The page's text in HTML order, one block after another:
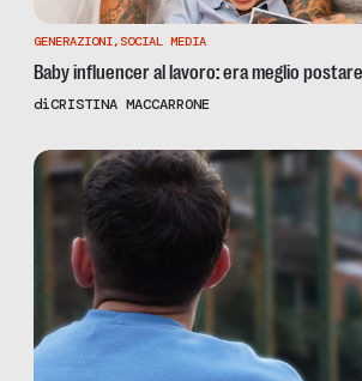
GENERAZIONI, SOCIAL MEDIA
Baby influencer al lavoro: era meglio
diCRISTINA MACCARRONE